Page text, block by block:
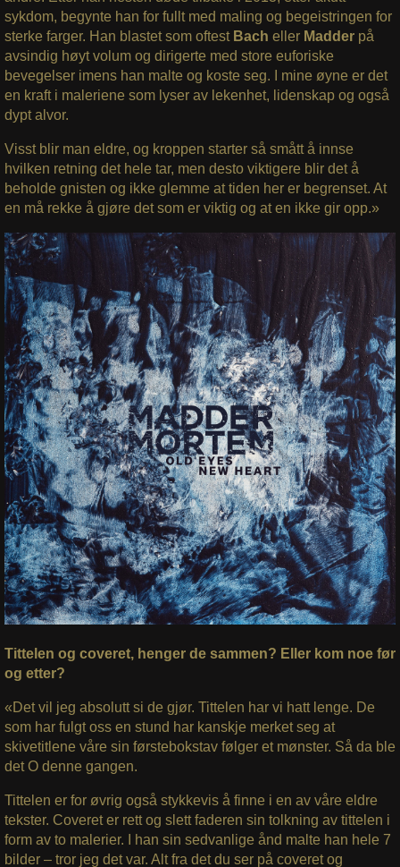
sykdom, begynte han for fullt med maling og begeistringen for
sterke farger. Han blastet som oftest Bach eller Madder på
avsindig høyt volum og dirigerte med store euforiske
bevegelser imens han malte og koste seg. I mine øyne er det
en kraft i maleriene som lyser av lekenhet, lidenskap og også
dypt alvor.
Visst blir man eldre, og kroppen starter så smått å innse
hvilken retning det hele tar, men desto viktigere blir det å
beholde gnisten og ikke glemme at tiden her er begrenset. At
en må rekke å gjøre det som er viktig og at en ikke gir opp.»
Tittelen og coveret, henger de sammen? Eller kom noe før
og etter?
«Det vil jeg absolutt si de gjør. Tittelen har vi hatt lenge. De
som har fulgt oss en stund har kanskje merket seg at
skivetitlene våre sin førstebokstav følger et mønster. Så da ble
det O denne gangen.
Tittelen er for øvrig også stykkevis å finne i en av våre eldre
tekster. Coveret er rett og slett faderen sin tolkning av tittelen i
form av to malerier. I han sin sedvanlige ånd malte han hele 7
bilder – tror jeg det var. Alt fra det du ser på coveret og